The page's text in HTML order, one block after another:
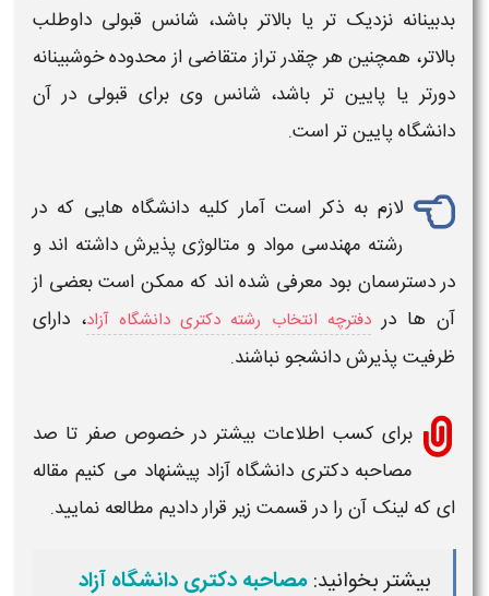
بدبینانه نزدیک تر یا بالاتر باشد، شانس قبولی داوطلب
بالاتر، همچنین هر چقدرترازمتقاضی از محدوده خوشبینانه
دورتر یا پایین تر باشد، شانس وی برای قبولی در آن
دانشگاه پایین تر است.
لازم به ذکر است آمار کلیه دانشگاه هایی که در
رشته مهندسی مواد و متالوژیپذیرش داشته اند و
در دسترسمان بود معرفی شده اند که ممکن است بعضی از
آن ها دردفترچه انتخاب رشته دکتری دانشگاه آزاد، دارای
ظرفیت پذیرش دانشجو نباشند.
برای کسب اطلاعات بیشتر در خصوص صفر تا صد
مصاحبه دکتری دانشگاه آزاد پیشنهاد می کنیم مقاله
ای که لینک آن را در قسمت زیر قرار دادیم مطالعه نمایید.
بیشتر بخوانید:مصاحبه دکتری دانشگاه آزاد